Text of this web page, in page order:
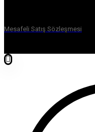
Mesafeli Satış Sözleşmesi